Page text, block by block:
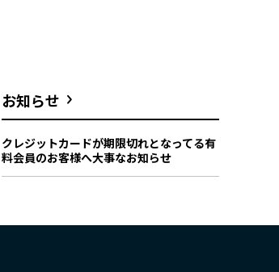
お知らせ
クレジットカードが期限切れとなってる有
料会員のお客様へ大事なお知らせ